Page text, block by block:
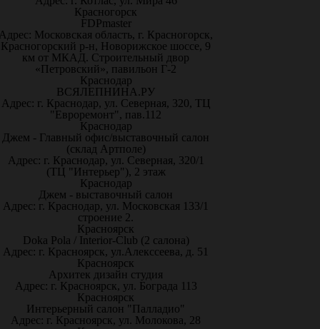
Красногорск
FDPmaster
Московская область, г. Красногорск,
Красногорский р-н, Новорижское шоссе, 9
км от МКАД. Строительный двор
«Петровский», павильон Г-2
Краснодар
ВСЯЛЕПНИНА.РУ
Адрес: г. Краснодар, ул. Северная, 320, ТЦ
"Евроремонт", пав.112
Краснодар
Джем - Главный офис/выставочный салон
(склад Артполе)
Адрес: г. Краснодар, ул. Северная, 320/1
(ТЦ "Интерьер"), 2 этаж
Краснодар
Джем - выставочный салон
Адрес: г. Краснодар, ул. Московская 133/1
строение 2.
Красноярск
Doka Pola / Interior-Club (2 салона)
Адрес: г. Красноярск, ул.Алекссеева, д. 51
Красноярск
Архитек дизайн студия
Адрес: г. Красноярск, ул. Бограда 113
Красноярск
Интерьерный салон "Палладио"
Адрес: г. Красноярск, ул. Молокова, 28